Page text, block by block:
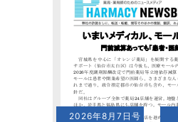
2026年8月7日号